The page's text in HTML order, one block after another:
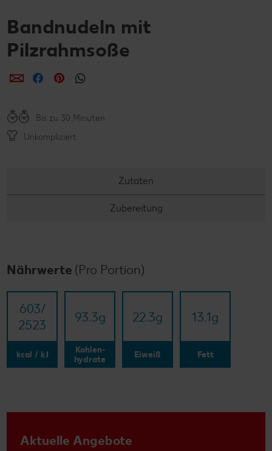
Bandnudeln mit
Pilzrahmsoße
per E-Mail teilen
per Facebook teilen
per Pinterest teilen
Bis zu 30 Minuten
Unkompliziert
Zutaten
Zubereitung
Nährwerte (Pro Portion)
603/​
2523
kcal / kJ
93.3g
Kohlen-
hydrate
22.3g
Eiweiß
13.1g
Fett
Aktuelle Angebote